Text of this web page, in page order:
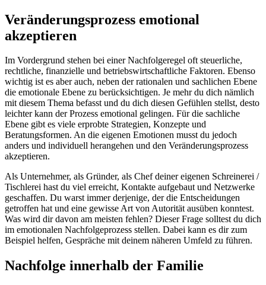
Veränderungsprozess emotional
akzeptieren
Im Vordergrund stehen bei einer Nachfolgeregel oft steuerliche,
rechtliche, finanzielle und betriebswirtschaftliche Faktoren. Ebenso
wichtig ist es aber auch, neben der rationalen und sachlichen Ebene
die emotionale Ebene zu berücksichtigen. Je mehr du dich nämlich
mit diesem Thema befasst und du dich diesen Gefühlen stellst, desto
leichter kann der Prozess emotional gelingen. Für die sachliche
Ebene gibt es viele erprobte Strategien, Konzepte und
Beratungsformen. An die eigenen Emotionen musst du jedoch
anders und individuell herangehen und den Veränderungsprozess
akzeptieren.
Als Unternehmer, als Gründer, als Chef deiner eigenen Schreinerei /
Tischlerei hast du viel erreicht, Kontakte aufgebaut und Netzwerke
geschaffen. Du warst immer derjenige, der die Entscheidungen
getroffen hat und eine gewisse Art von Autorität ausüben konntest.
Was wird dir davon am meisten fehlen? Dieser Frage solltest du dich
im emotionalen Nachfolgeprozess stellen. Dabei kann es dir zum
Beispiel helfen, Gespräche mit deinem näheren Umfeld zu führen.
Nachfolge innerhalb der Familie